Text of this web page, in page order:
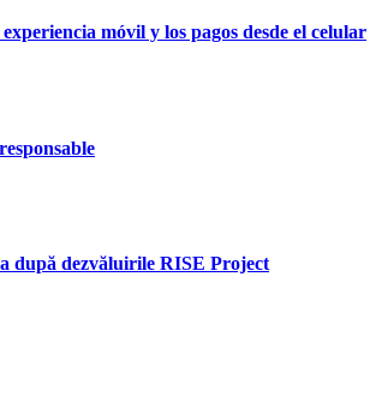
móvil y los pagos desde el celular
după dezvăluirile RISE Project